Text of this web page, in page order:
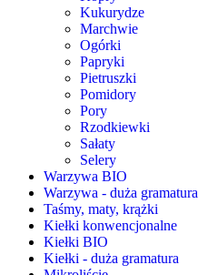
Kukurydze
Marchwie
Ogórki
Papryki
Pietruszki
Pomidory
Pory
Rzodkiewki
Sałaty
Selery
Warzywa BIO
Warzywa - duża gramatura
Taśmy, maty, krążki
Kiełki konwencjonalne
Kiełki BIO
Kiełki - duża gramatura